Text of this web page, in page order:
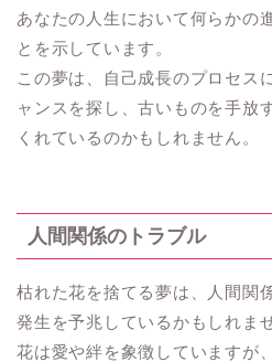
あなたの人生において何らかの
とを示しています。
この夢は、自己成長のプロセス
ャンスを探し、古いものを手放
くれているのかもしれません。
人間関係のトラブル
枯れた花を捨てる夢は、人間関
発生を予兆しているかもしれま
花は愛や絆を象徴していますが